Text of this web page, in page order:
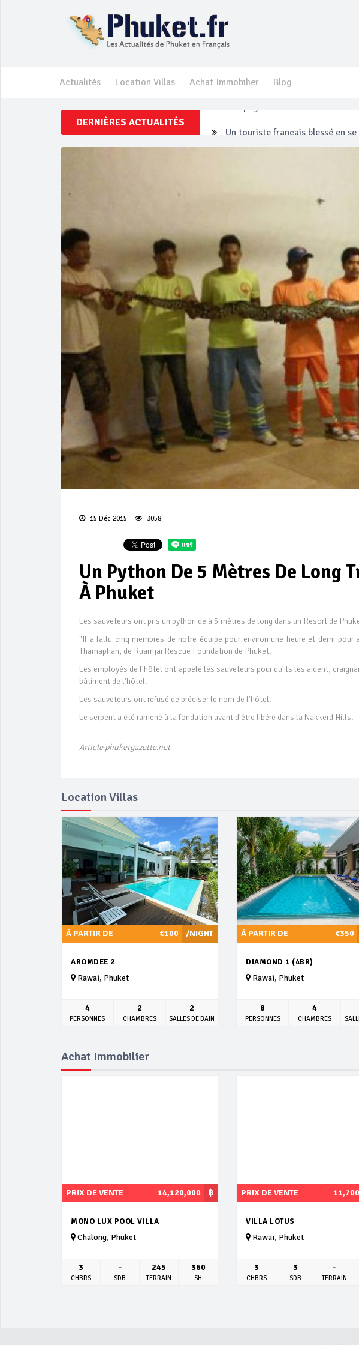
Actualités Location Villas Achat Immobilier Blog
DERNIÈRES ACTUALITÉS
Phuket Peranakan Festival
‘Phuket Eye’ assurera la
Phuket augmente les prix des
Campagne de sécurité routière
15 Déc 2015 3058
Un Python De 5 Mètres De Long
À Phuket
Les sauveteurs ont pris un python de à 5 mètres de long dans un Resort de
"Il a fallu cinq membres de notre équipe pour environ une heure et demi
Thamaphan, de Ruamjai Rescue Foundation de Phuket.
Les employés de l'hôtel ont appelé les sauveteurs pour qu'ils les aident,
bâtiment de l'hôtel.
Les sauveteurs ont refusé de préciser le nom de l'hôtel.
Le serpent a été ramené à la fondation avant d'être libéré dans la Nakkerd Hills.
Article phuketgazette.net
Location Villas
/NIGHT
À PARTIR DE €100
AROMDEE 2
Rawai, Phuket
4
PERSONNES
2
CHAMBRES
2
SALLES DE BAIN
À PARTIR DE €350
DIAMOND 1 (4BR)
Rawai, Phuket
8
PERSONNES
4
CHAMBRES
Achat Immobilier
฿
PRIX DE VENTE 14,120,000
MONO LUX POOL VILLA
Chalong, Phuket
3
CHBRS
-
SDB
245
TERRAIN
360
SH
PRIX DE VENTE
VILLA LOTUS
Rawai, Phuket
3
CHBRS
3
SDB
-
TERRAIN